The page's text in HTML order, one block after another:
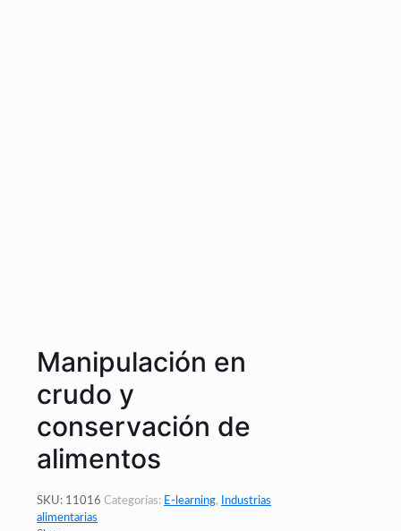
Manipulación en
crudo y
conservación de
alimentos
SKU: 11016 Categorías: E-learning,
Industrias
alimentarias